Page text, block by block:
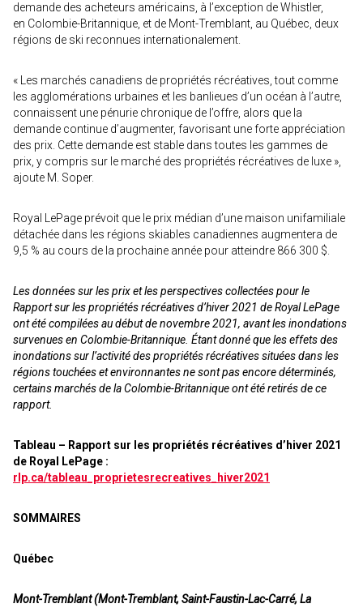
demande des acheteurs américains, à l’exception de Whistler,
en Colombie-Britannique, et de Mont-Tremblant, au Québec, deux
régions de ski reconnues internationalement.
« Les marchés canadiens de propriétés récréatives, tout comme
les agglomérations urbaines et les banlieues d’un océan à l’autre,
connaissent une pénurie chronique de l’offre, alors que la
demande continue d’augmenter, favorisant une forte appréciation
des prix. Cette demande est stable dans toutes les gammes de
prix, y compris sur le marché des propriétés récréatives de luxe »,
ajoute M. Soper.
Royal LePage prévoit que le prix médian d’une maison unifamiliale
détachée dans les régions skiables canadiennes augmentera de
9,5 % au cours de la prochaine année pour atteindre 866 300 $.
Les données sur les prix et les perspectives collectées pour le
Rapport sur les propriétés récréatives d’hiver 2021 de Royal LePage
ont été compilées au début de novembre 2021, avant les inondations
survenues en Colombie-Britannique. Étant donné que les effets des
inondations sur l’activité des propriétés récréatives situées dans les
régions touchées et environnantes ne sont pas encore déterminés,
certains marchés de la Colombie-Britannique ont été retirés de ce
rapport.
Tableau – Rapport sur les propriétés récréatives d’hiver 2021
de Royal LePage :
rlp.ca/tableau_proprietesrecreatives_hiver2021
SOMMAIRES
Québec
Mont-Tremblant (Mont-Tremblant, Saint-Faustin-Lac-Carré, La